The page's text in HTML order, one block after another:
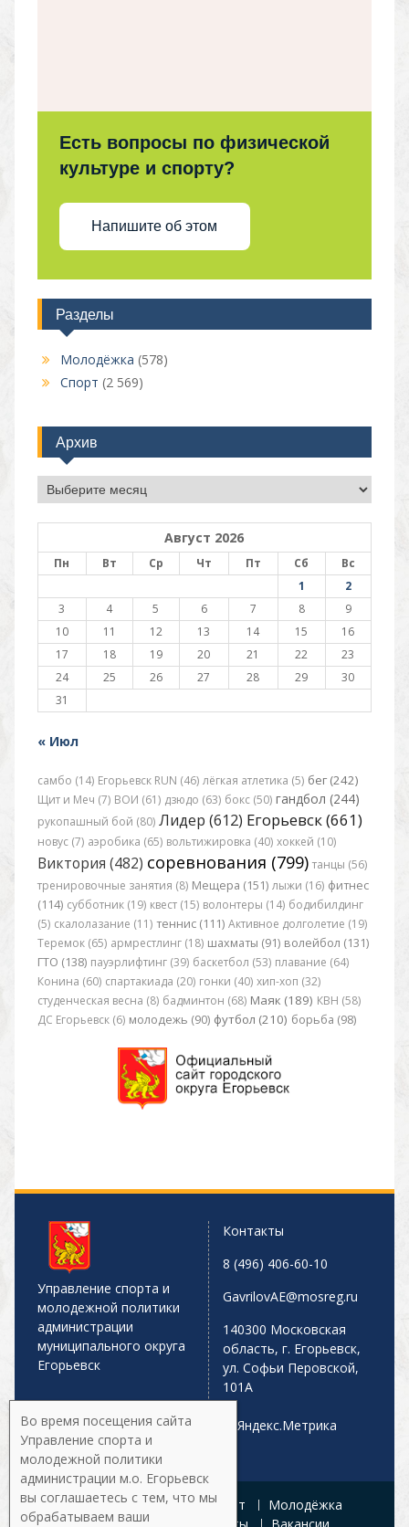
Есть вопросы по физической
культуре и спорту?
Напишите об этом
Разделы
Молодёжка (578)
Спорт (2 569)
Архив
Архив
Август 2026
Пн Вт Ср Чт Пт Сб
Вс
1
2
3
4 5 6 7 8
9
10
11 12 13 14 15
16
17
18 19 20 21 22
23
24
25 26 27 28 29
30
31
« Июл
самбо (14) Егорьевск RUN (46) лёгкая атлетика (5) бег (242)
Щит и Меч (7) ВОИ (61) дзюдо (63) бокс (50) гандбол (244)
рукопашный бой (80) Лидер (612) Егорьевск (661)
новус (7) аэробика (65) вольтижировка (40) хоккей (10)
Виктория (482) соревнования (799) танцы (56)
тренировочные занятия (8) Мещера (151) лыжи (16) фитнес
(114) субботник (19) квест (15) волонтеры (14) бодибилдинг
(5) скалолазание (11) теннис (111) Активное долголетие (19)
Теремок (65) армрестлинг (18) шахматы (91) волейбол (131)
ГТО (138) пауэрлифтинг (39) баскетбол (53) плавание (64)
Конина (60) спартакиада (20) гонки (40) хип-хоп (32)
студенческая весна (8) бадминтон (68) Маяк (189) КВН (58)
ДС Егорьевск (6) молодежь (90) футбол (210) борьба (98)
Управление спорта и
молодежной политики
администрации
муниципального округа
Егорьевск
Контакты
8 (496) 406-60-10
GavrilovAE@mosreg.ru
140300 Московская
область, г. Егорьевск,
ул. Софьи Перовской,
101А
Главная Афиша Спорт
Молодёжка
Во время посещения сайта
Управление спорта и
молодежной политики
администрации м.о. Егорьевск
вы соглашаетесь с тем, что мы
обрабатываем ваши